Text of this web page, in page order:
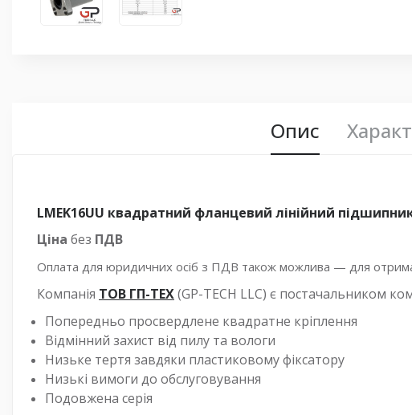
Опис
LMEK16UU квадратний фланцевий лінійний
Ціна без ПДВ
Оплата для юридичних осіб з ПДВ також можлива — для
Компанія ТОВ ГП-ТЕХ(GP-TECH LLC) є постачальником
Попередньо просвердлене квадратне кріплення
Відмінний захист від пилу та вологи
Низьке тертя завдяки пластиковому фіксатору
Низькі вимоги до обслуговування
Подовжена серія